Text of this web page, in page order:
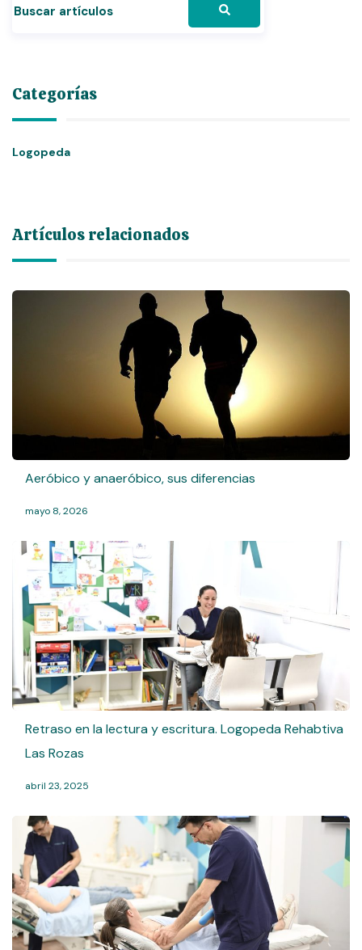
Categorías
Logopeda
Artículos relacionados
Aeróbico y anaeróbico, sus diferencias
mayo 8, 2026
Retraso en la lectura y escritura. Logopeda Rehabtiva
Las Rozas
abril 23, 2025